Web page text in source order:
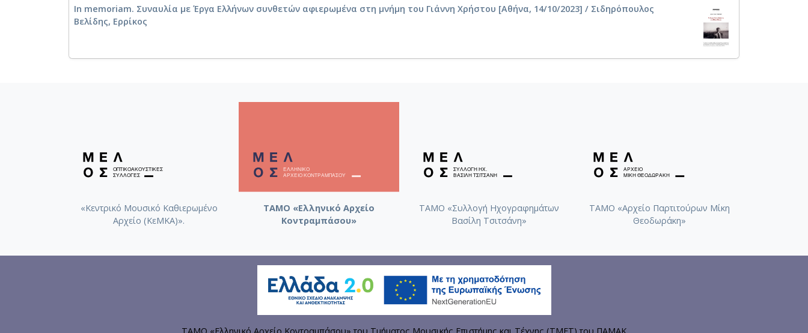
In memoriam. Συναυλία με Έργα Ελλήνων συνθετών αφιερωμένα στη μνήμη του Γιάννη Χρήστου [Αθήνα, 14/10/2023] / Σιδηρόπουλος
Βελίδης, Ερρίκος
«Κεντρικό Μουσικό Καθιερωμένο
Αρχείο (ΚεΜΚΑ)».
ΤΑΜΟ «Ελληνικό Αρχείο
Κοντραμπάσου»
ΤΑΜΟ «Συλλογή Ηχογραφημάτων
Βασίλη Τσιτσάνη»
ΤΑΜΟ «Αρχείο Παρτιτούρων Μίκη
Θεοδωράκη»